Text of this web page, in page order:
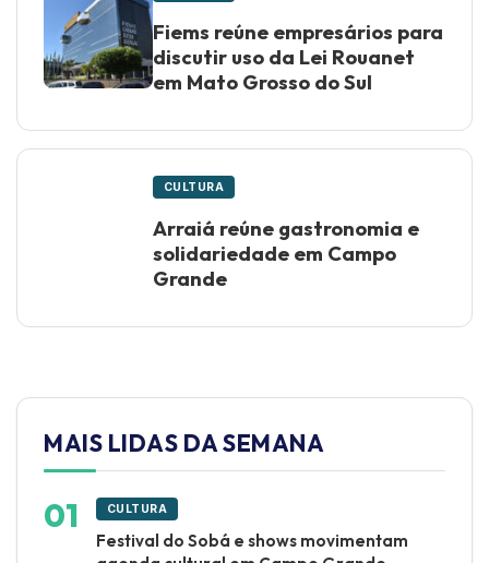
Fiems reúne empresários para
discutir uso da Lei Rouanet
em Mato Grosso do Sul
CULTURA
Arraiá reúne gastronomia e
solidariedade em Campo
Grande
MAIS LIDAS DA SEMANA
CULTURA
Festival do Sobá e shows movimentam